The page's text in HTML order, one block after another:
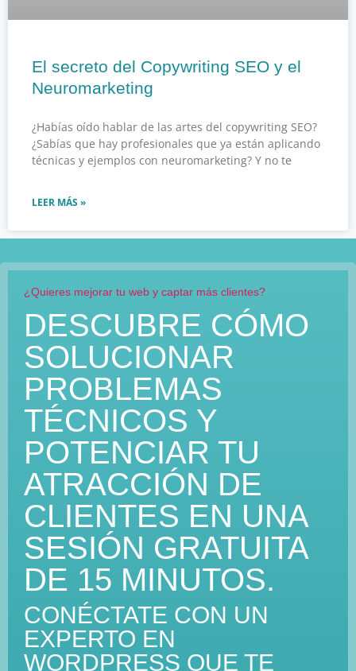
El secreto del Copywriting SEO y el
Neuromarketing
¿Habías oído hablar de las artes del copywriting SEO?
¿Sabías que hay profesionales que ya están aplicando
técnicas y ejemplos con neuromarketing? Y no te
LEER MÁS »
¿Quieres mejorar tu web y captar más clientes?
DESCUBRE CÓMO
SOLUCIONAR
PROBLEMAS
TÉCNICOS Y
POTENCIAR TU
ATRACCIÓN DE
CLIENTES EN UNA
SESIÓN GRATUITA
DE 15 MINUTOS.
CONÉCTATE CON UN
EXPERTO EN
WORDPRESS QUE TE